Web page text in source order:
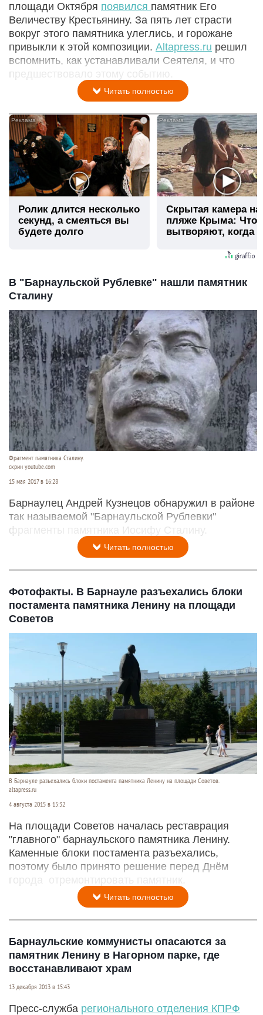
площади Октября появился памятник Его
Величеству Крестьянину. За пять лет страсти
вокруг этого памятника улеглись, и горожане
привыкли к этой композиции. Altapress.ru решил
вспомнить, как устанавливали Сеятеля, и что
предшествовало этому событию.
Читать полностью
Ролик длится несколько
секунд, а смеяться вы
будете долго
Скрытая камера на
пляже Крыма: Что
вытворяют, когда
В "Барнаульской Рублевке" нашли памятник
Сталину
Фрагмент памятника Сталину.
скрин youtube.com
15 мая 2017 в 16:28
Барнаулец Андрей Кузнецов обнаружил в районе
так называемой "Барнаульской Рублевки"
фрагменты памятника Иосифу Сталину.
Читать полностью
Фотофакты. В Барнауле разъехались блоки
постамента памятника Ленину на площади
Советов
В Барнауле разъехались блоки постамента памятника Ленину на площади Советов.
altapress.ru
4 августа 2015 в 15:32
На площади Советов началась реставрация
"главного" барнаульского памятника Ленину.
Каменные блоки постамента разъехались,
поэтому было принято решение перед Днём
города отремонтировать памятник.
Читать полностью
Барнаульские коммунисты опасаются за
памятник Ленину в Нагорном парке, где
восстанавливают храм
13 декабря 2013 в 15:43
Пресс-служба регионального отделения КПРФ